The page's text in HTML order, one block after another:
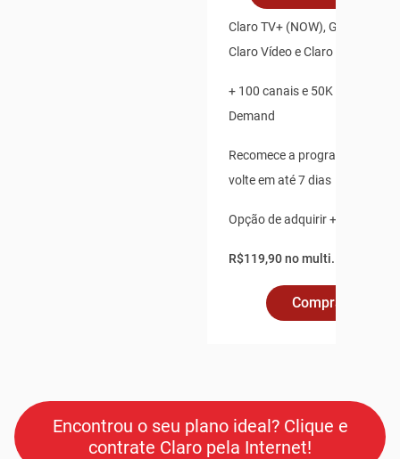
Claro TV+ (NOW), Globoplay,
Claro Vídeo e Claro Música
+ 100 canais e 50K de
Demand
Recomece a programação ao
volte em até 7 dias
Opção de adquirir + 2 pontos
R$119,90 no multi.
Comprar Online
Encontrou o seu plano ideal? Clique e
contrate Claro pela Internet!